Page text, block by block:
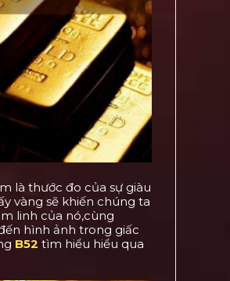
là thước đo của sự giàu
vàng sẽ khiến chúng ta
linh của nó,cùng
hình ảnh trong giấc
B52 tìm hiểu hiểu qua